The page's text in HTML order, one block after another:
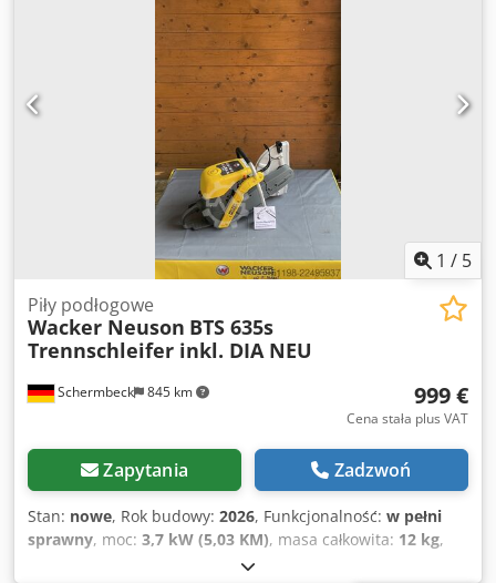
1 / 5
Schermbeck 845 km
Piły podłogowe
Wacker Neuson BTS 635s
Trennschleifer inkl. DIA NEU
999 €
Cena stała plus VAT
Zapytania Zadzwoń
Stan: nowe, Rok budowy: 2026, Funkcjonalność: w pełni
sprawny, moc: 3,7 kW (5,03 KM), masa całkowita: 12 kg,
Wacker Neuson BTS 635s Przecinarka do betonu z tarczą